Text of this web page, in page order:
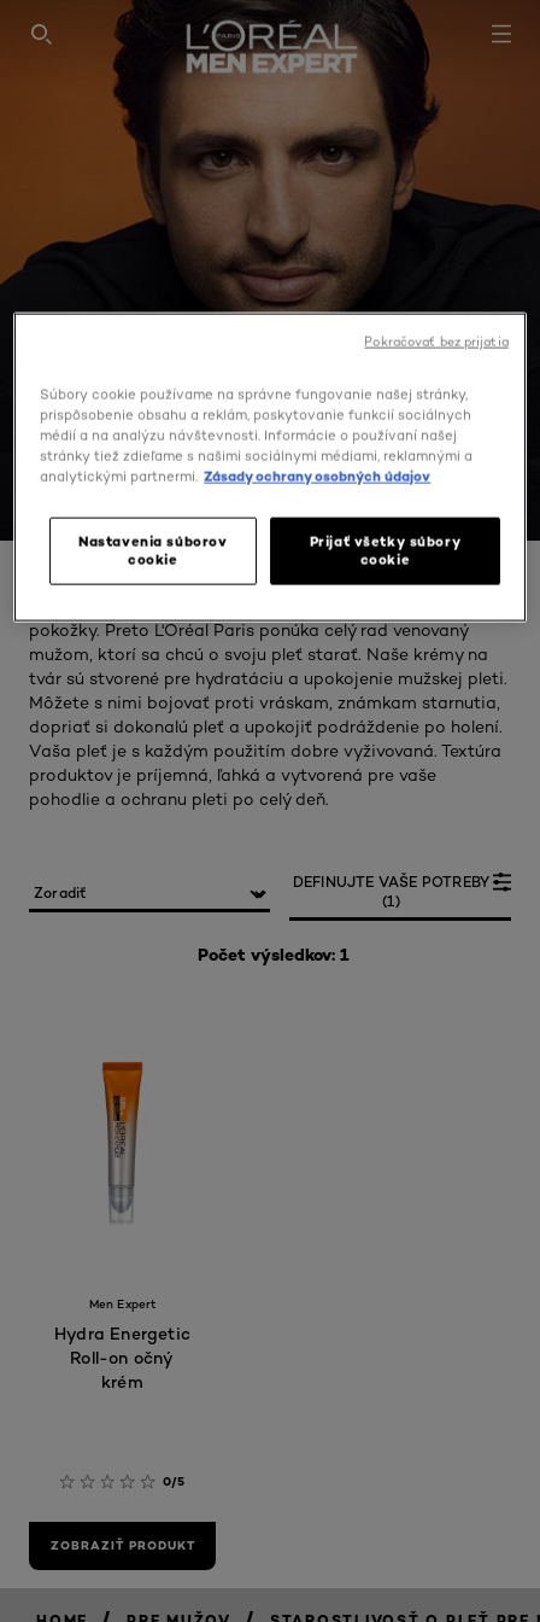
SEARCH THIS SITE
OČNÝ KRÉM
Mužská pleť potrebuje produkty, ktoré sú schopné
pokožky. Preto L'Oréal Paris ponúka celý rad venovaný
mužom, ktorí sa chcú o svoju pleť starať. Naše krémy na
tvár sú stvorené pre hydratáciu a upokojenie mužskej pleti.
Môžete s nimi bojovať proti vráskam, známkam starnutia,
dopriať si dokonalú pleť a upokojiť podráždenie po holení.
Vaša pleť je s každým použitím dobre vyživovaná. Textúra
produktov je príjemná, ľahká a vytvorená pre vaše
pohodlie a ochranu pleti po celý deň.
Počet výsledkov: 1
DEFINUJTE VAŠE POTREBY
(1)
Men Expert
Hydra Energetic
Roll-on očný
krém
0/5
ZOBRAZIŤ PRODUKT
Súbory cookie používame na správne fungovanie našej stránky,
prispôsobenie obsahu a reklám, poskytovanie funkcií sociálnych
médií a na analýzu návštevnosti. Informácie o používaní našej
stránky tiež zdieľame s našimi sociálnymi médiami, reklamnými a
analytickými partnermi. Zásady ochrany osobných údajov
Nastavenia súborov
cookie
Prijať všetky súbory
cookie
Pokračovať bez prijatia